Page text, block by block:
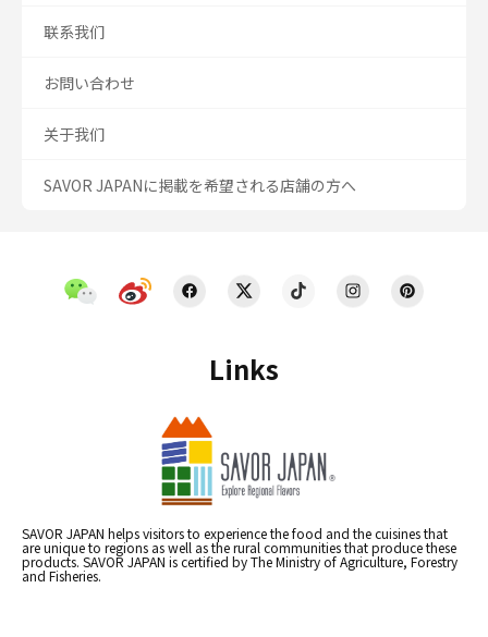
Links
SAVOR JAPAN helps visitors to experience the food and the cuisines that
are unique to regions as well as the rural communities that produce these
products. SAVOR JAPAN is certified by The Ministry of Agriculture, Forestry
and Fisheries.
联系我们
お問い合わせ
关于我们
SAVOR JAPANに掲載を希望される店舗の方へ